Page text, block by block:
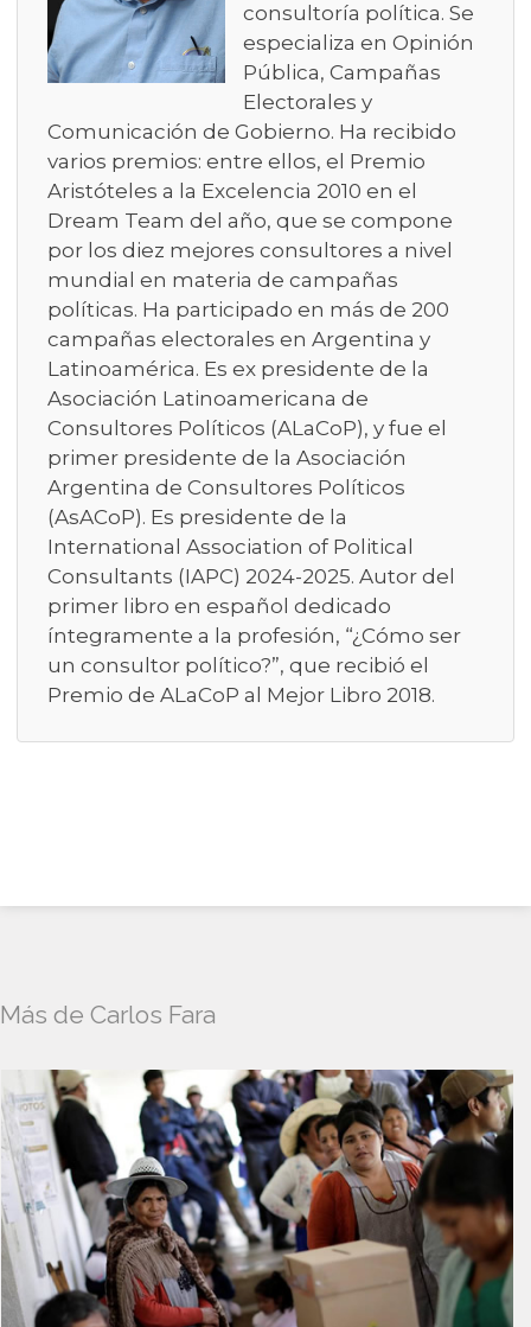
consultoría política. Se
especializa en Opinión
Pública, Campañas
Electorales y
Comunicación de Gobierno. Ha recibido
varios premios: entre ellos, el Premio
Aristóteles a la Excelencia 2010 en el
Dream Team del año, que se compone
por los diez mejores consultores a nivel
mundial en materia de campañas
políticas. Ha participado en más de 200
campañas electorales en Argentina y
Latinoamérica. Es ex presidente de la
Asociación Latinoamericana de
Consultores Políticos (ALaCoP), y fue el
primer presidente de la Asociación
Argentina de Consultores Políticos
(AsACoP). Es presidente de la
International Association of Political
Consultants (IAPC) 2024-2025. Autor del
primer libro en español dedicado
íntegramente a la profesión, “¿Cómo ser
un consultor político?”, que recibió el
Premio de ALaCoP al Mejor Libro 2018.
Más de Carlos Fara